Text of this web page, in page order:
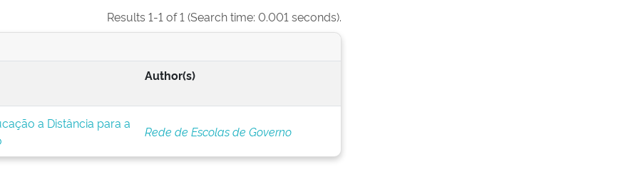
Results 1-1 of 1 (Search time: 0.001 seconds).
Author(s)
a Distância para a
Rede de Escolas de Governo